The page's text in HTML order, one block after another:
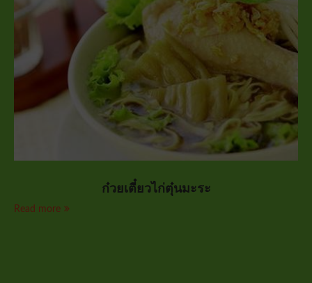
ก๋วยเตี๋ยวไก่ตุ๋นมะระ
Read more